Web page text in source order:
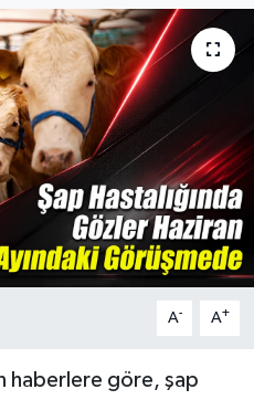
A- A+
haberlere göre, şap